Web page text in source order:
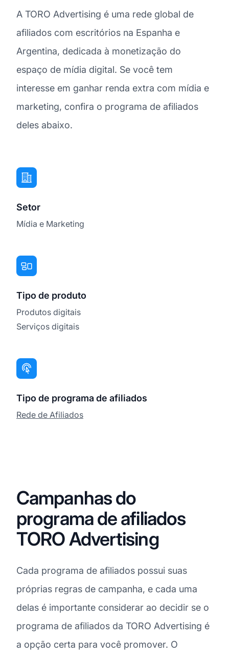
A TORO Advertising é uma rede global de
afiliados com escritórios na Espanha e
Argentina, dedicada à monetização do
espaço de mídia digital. Se você tem
interesse em ganhar renda extra com mídia e
marketing, confira o programa de afiliados
deles abaixo.
Setor
Mídia e Marketing
Tipo de produto
Produtos digitais
Serviços digitais
Tipo de programa de afiliados
Rede de Afiliados
Campanhas do
programa de afiliados
TORO Advertising
Cada programa de afiliados possui suas
próprias regras de campanha, e cada uma
delas é importante considerar ao decidir se o
programa de afiliados da TORO Advertising é
a opção certa para você promover. O